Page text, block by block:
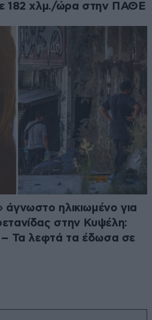
182 χλμ./ώρα στην ΠΑΘΕ
ηλικιωμένο για
στην Κυψέλη:
– Τα λεφτά τα έδωσα σε